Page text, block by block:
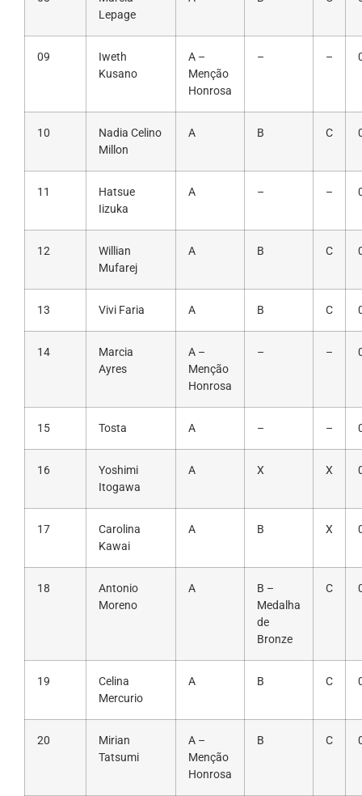
Lepage
09
Iweth
Kusano
A –
Menção
Honrosa
– –
10
Nadia Celino
Millon
A B C
11
Hatsue
Iizuka
A – –
12
Willian
Mufarej
A B C
13 Vivi Faria A B C
14
Marcia
Ayres
A –
Menção
Honrosa
– –
15 Tosta A – –
16
Yoshimi
Itogawa
A X X
17
Carolina
Kawai
A B X
18
Antonio
Moreno
A
B –
Medalha
de
Bronze
C
19
Celina
Mercurio
A B C
20
Mirian
Tatsumi
A –
Menção
Honrosa
B C